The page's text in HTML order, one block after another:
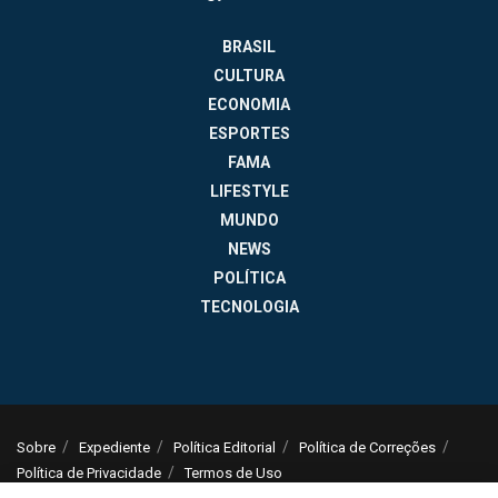
BRASIL
CULTURA
ECONOMIA
ESPORTES
FAMA
LIFESTYLE
MUNDO
NEWS
POLÍTICA
TECNOLOGIA
Sobre Expediente Política Editorial
Política de Correções
Política de Privacidade
Termos de Uso